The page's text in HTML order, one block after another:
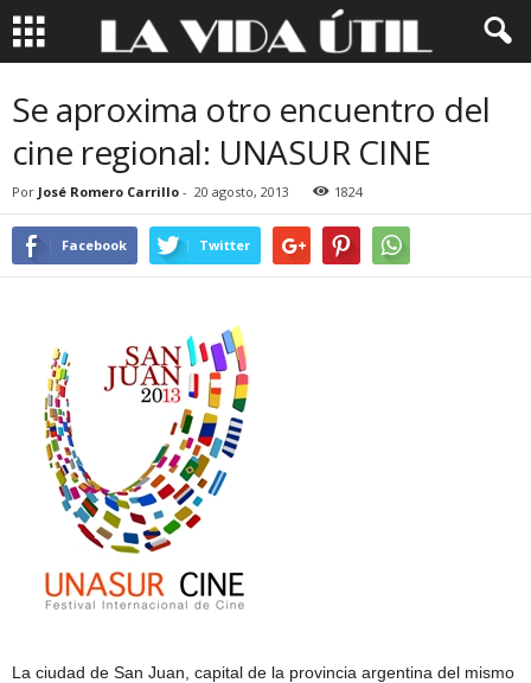
Se aproxima otro encuentro del
cine regional: UNASUR CINE
Por José Romero Carrillo - 20 agosto, 2013 1824
Facebook Twitter
La ciudad de San Juan, capital de la provincia argentina del mismo